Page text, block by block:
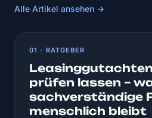
Alle Artikel ansehen →
01 · RATGEBER
prüfen lassen –
sachverständige
menschlich bleibt